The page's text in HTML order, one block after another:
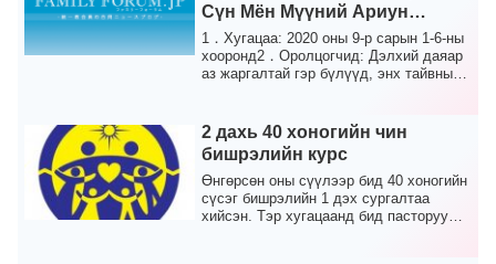
Сүн Мён Мүүний Ариун
Мандал өргөсний 8 жилийн
ойг тэмдэглэх онцгой
хүндэтгэлийн долоо хоног
1．Хугацаа: 2020 оны 9-р сарын 1-6-ны
хооронд2．Оролцогчид: Дэлхий даяар
аз жаргалтай гэр бүлүүд, энх тайвны
2 дахь 40 хоногийн чин
бишрэлийн курс
Өнгөрсөн оны сүүлээр бид 40 хоногийн
сүсэг бишрэлийн 1 дэх сургалтаа
хийсэн. Тэр хугацаанд бид пасторууд